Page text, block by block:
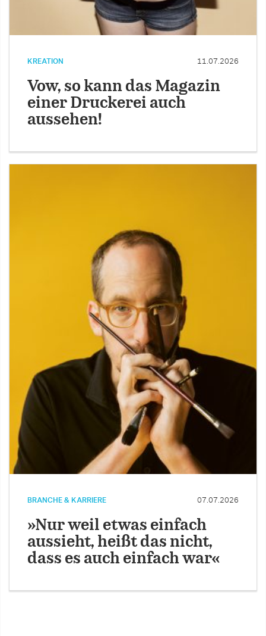
KREATION 11.07.2026
Vow, so kann das Magazin
einer Druckerei auch
aussehen!
BRANCHE & KARRIERE 07.07.2026
»Nur weil etwas einfach
aussieht, heißt das nicht,
dass es auch einfach war«